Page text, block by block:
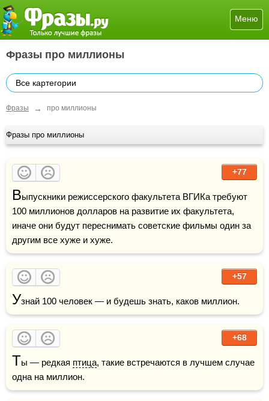
Меню
Фразы про миллионы
Все картегории
Фразы → про миллионы
Фразы про миллионы
+77
Выпускники режиссерского факультета ВГИКа требуют
100 миллионов долларов на развитие их факультета,
иначе они будут переснимать советские фильмы один за
другим все хуже и хуже.
+57
Узнай 100 человек — и будешь знать, каков миллион.
+68
Ты — редкая птица, такие встречаются в лучшем случае
одна на миллион.